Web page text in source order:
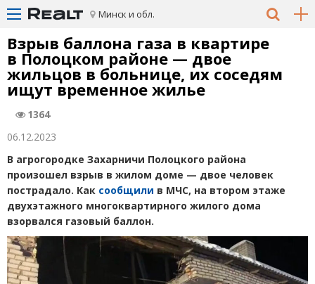
Минск и обл.
Взрыв баллона газа в квартире
в Полоцком районе — двое
жильцов в больнице, их соседям
ищут временное жилье
1364
06.12.2023
В агрогородке Захарничи Полоцкого района
произошел взрыв в жилом доме — двое человек
пострадало. Как сообщили в МЧС, на втором этаже
двухэтажного многоквартирного жилого дома
взорвался газовый баллон.